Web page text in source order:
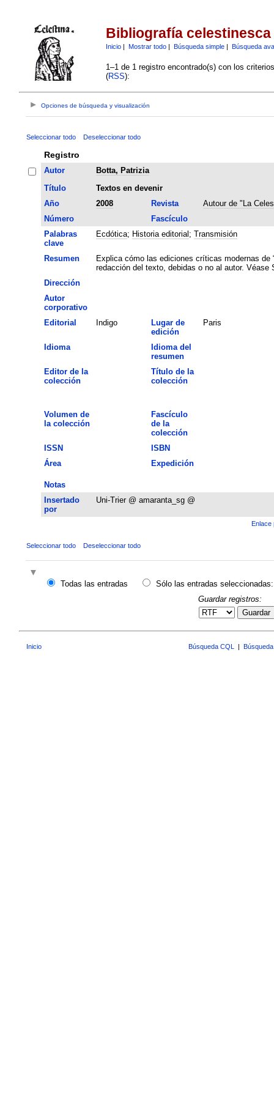
Bibliografía celestinesca
Inicio| Mostrar todo| Búsqueda simple| Búsqueda
1–1 de 1 registro encontrado(s) con los
(RSS):
Opciones de búsqueda y visualización
Seleccionar todo Deseleccionar todo
Registro
Autor
Botta, Patrizia
Título
Textos en devenir
Año
2008 Revista
Autour de "La
Número
Fascículo
Palabras
clave
Ecdótica; Historia editorial ; Transmisión
Resumen
Explica cómo las ediciones críticas modernas
redacción del texto, debidas o no al autor. Véase
Dirección
Autor
corporativo
Editorial
Indigo
Lugar de
edición
Paris
Idioma
Idioma del
resumen
Editor de la
colección
Título de la
colección
Volumen de
la colección
Fascículo
de la
colección
ISSN
ISBN
Área
Expedición
Notas
Insertado
por
Uni-Trier @ amaranta_sg @
Enlace
Seleccionar todo Deseleccionar todo
Todas las entradas
Sólo las entradas seleccionadas:
Guardar registros:
Guardar
Inicio Búsqueda CQL